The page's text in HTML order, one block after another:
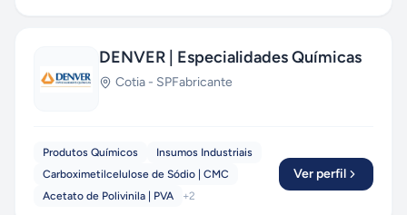
DENVER | Especialidades Químicas
Cotia - SPFabricante
Produtos Químicos
Insumos Industriais
Carboximetilcelulose de Sódio | CMC
Acetato de Polivinila | PVA
+2
Ver perfil